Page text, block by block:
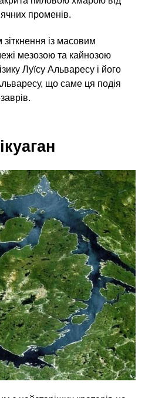
променів.
із масовим
мезозою та кайнозою
Луїсу Альваресу і його
що саме ця подія